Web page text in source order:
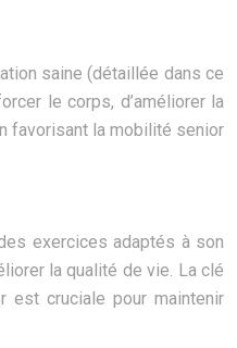
saine (détaillée dans ce
le corps, d’améliorer la
favorisant la mobilité senior
exercices adaptés à son
la qualité de vie. La clé
est cruciale pour maintenir